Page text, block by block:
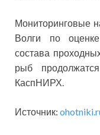
Мониторинговые
Волги по
состава
рыб
КаспНИРХ.
Источник: